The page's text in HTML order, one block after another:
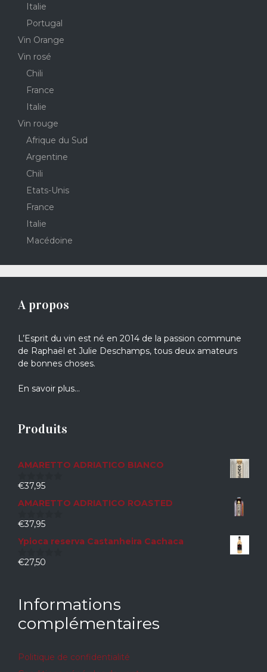
Italie
Portugal
Vin Orange
Vin rosé
Chili
France
Italie
Vin rouge
Afrique du Sud
Argentine
Chili
Etats-Unis
France
Italie
Macédoine
A propos
L’Esprit du vin est né en 2014 de la passion commune
de Raphaël et Julie Deschamps, tous deux amateurs
de bonnes choses.
En savoir plus…
Produits
AMARETTO ADRIATICO BIANCO
0
5
€37,95
AMARETTO ADRIATICO ROASTED
0
5
€37,95
Ypioca reserva Castanheira Cachaca
0
€27,50
Informations
complémentaires
Politique de confidentialité